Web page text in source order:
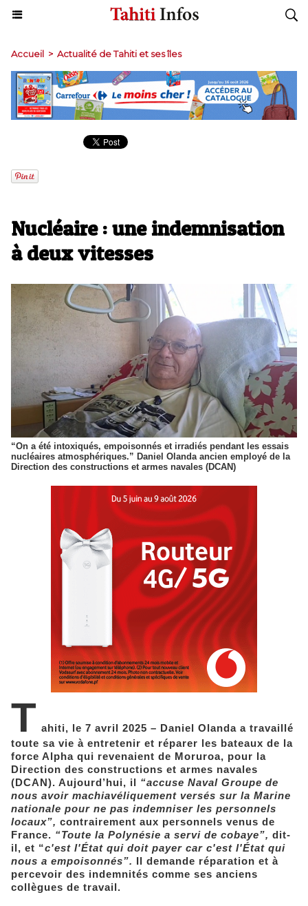
Accueil > Actualité de Tahiti et ses îles
Nucléaire : une indemnisation
à deux vitesses
“On a été intoxiqués, empoisonnés et irradiés pendant les essais
nucléaires atmosphériques.” Daniel Olanda ancien employé de la
Direction des constructions et armes navales (DCAN)
T ahiti, le 7 avril 2025 – Daniel Olanda a travaillé
toute sa vie à entretenir et réparer les bateaux de la
force Alpha qui revenaient de Moruroa, pour la
Direction des constructions et armes navales
(DCAN). Aujourd’hui, il “accuse Naval Groupe de
nous avoir machiavéliquement versés sur la Marine
nationale pour ne pas indemniser les personnels
locaux”, contrairement aux personnels venus de
France. “Toute la Polynésie a servi de cobaye”, dit-
il, et “c'est l'État qui doit payer car c'est l'État qui
nous a empoisonnés”. Il demande réparation et à
percevoir des indemnités comme ses anciens
collègues de travail.